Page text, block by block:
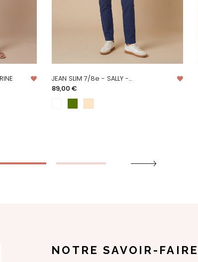
JEAN SLIM 7/8e - SALLY -...
Prix
89,00 €
NOTRE SAVOIR-FAIRE